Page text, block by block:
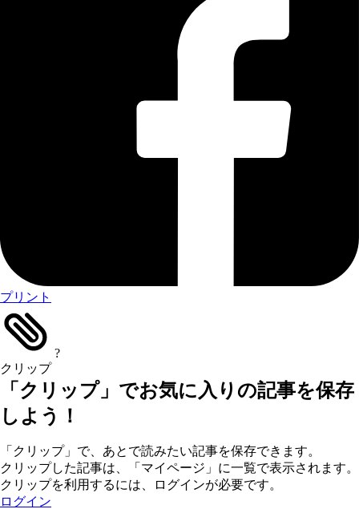
プリント
クリップ
?
「クリップ」でお気に入りの記事を保存
しよう！
「クリップ」で、あとで読みたい記事を保存できます。
クリップした記事は、「マイページ」に一覧で表示されます。
クリップを利用するには、ログインが必要です。
ログイン